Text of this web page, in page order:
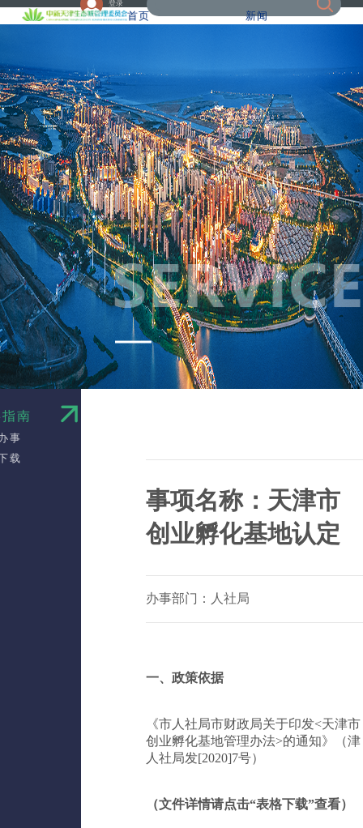
登录
首页 新闻
南
事
载
事项名称：天津市
创业孵化基地认定
办事部门：人社局
一、政策依据
《市人社局市财政局关于印发<天津市
创业孵化基地管理办法>的通知》（津
人社局发[2020]7号）
（文件详情请点击“表格下载”查看）